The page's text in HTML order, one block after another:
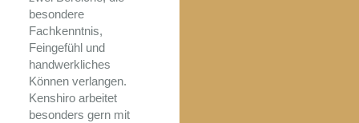
besondere
Fachkenntnis,
Feingefühl und
handwerkliches
Können verlangen.
Kenshiro arbeitet
besonders gern mit